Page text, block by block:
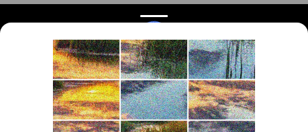
Поиск запчастей
Для автокомпаний
О проекте
Помощь